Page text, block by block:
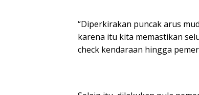
“Diperkirakan puncak arus
karena itu kita memastikan
check kendaraan hingga